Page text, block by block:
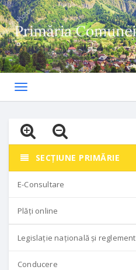
Toggle
SECȚIUNE PRIMĂRIE
E-Consultare
Plăți online
Legislație națională și
Conducere